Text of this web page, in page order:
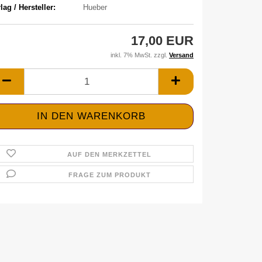
/ Hersteller: Hueber
17,00 EUR
inkl. 7% MwSt. zzgl. Versand
AUF DEN MERKZETTEL
FRAGE ZUM PRODUKT